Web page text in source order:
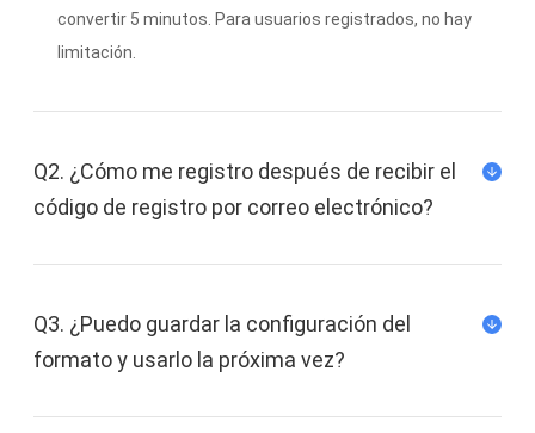
convertir 5 minutos. Para usuarios registrados, no hay
limitación.
Q2. ¿Cómo me registro después de recibir el
código de registro por correo electrónico?
Q3. ¿Puedo guardar la configuración del
formato y usarlo la próxima vez?